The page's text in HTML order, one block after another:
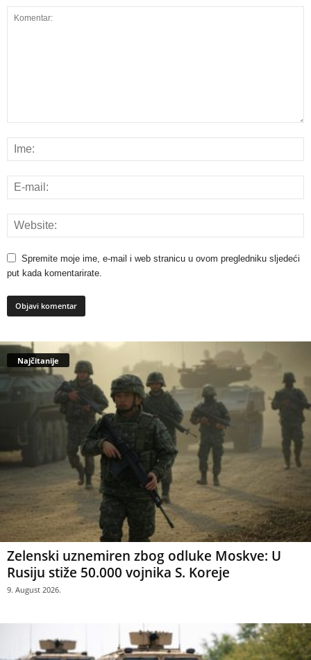
Spremite moje ime, e-mail i web stranicu u ovom pregledniku sljedeći
put kada komentarirate.
Najčitanije
Zelenski uznemiren zbog odluke Moskve: U
Rusiju stiže 50.000 vojnika S. Koreje
9. August 2026.